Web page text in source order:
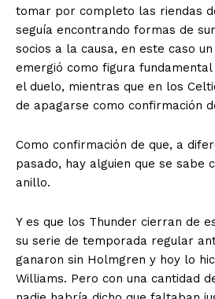
tomar por completo las riendas
seguía encontrando formas de
socios a la causa, en este caso
emergió como figura
el duelo, mientras que en los
de apagarse como confirmación
Como confirmación de que, a
pasado, hay alguien que se sabe
anillo.
Y es que los Thunder cierran de
su serie de temporada regular
ganaron sin Holmgren y hoy lo
Williams. Pero con una cantidad